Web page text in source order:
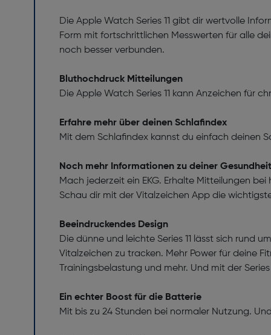
Die Apple Watch Series 11 gibt dir wertvolle
Form mit fortschrittlichen Messwerten für alle
noch besser verbunden.
Bluthochdruck Mitteilungen
Die Apple Watch Series 11 kann Anzeichen für
Erfahre mehr über deinen Schlafindex
Mit dem Schlafindex kannst du einfach deinen
Noch mehr Informationen zu deiner Gesundheit
Mach jederzeit ein EKG. Erhalte Mitteilungen
Schau dir mit der Vitalzeichen App die
Beeindruckendes Design
Die dünne und leichte Series 11 lässt sich rund
Vitalzeichen zu tracken. Mehr Power für deine
Trainingsbelastung und mehr. Und mit der
Ein echter Boost für die Batterie
Mit bis zu 24 Stunden bei normaler Nutzung.